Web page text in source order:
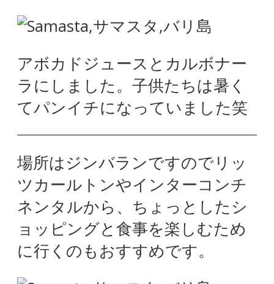
アボカドジュースとカルボナー
ラにしました。子供たちは暑く
てパンイチになっていました笑
場所はジンバランですのでリッ
ツカールトンやインターコンチ
ネンタルから、ちょっとしたシ
ョッピングと食事を楽しむため
に行くのもおすすめです。